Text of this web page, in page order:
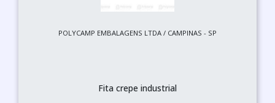
POLYCAMP EMBALAGENS LTDA / CAMPINAS - SP
Fita crepe industrial